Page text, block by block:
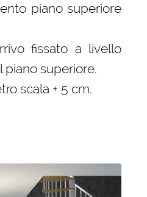
piano superiore
fissato a livello
superiore.
scala + 5 cm.